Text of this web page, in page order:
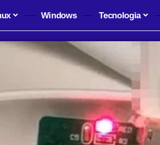
Windows Tecnologia